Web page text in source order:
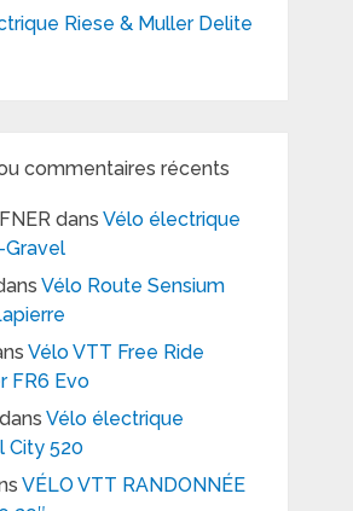
Riese & Muller Delite
commentaires récents
dans Vélo électrique
Gravel
Vélo Route Sensium
Vélo VTT Free Ride
FR6 Evo
Vélo électrique
City 520
VÉLO VTT RANDONNÉE